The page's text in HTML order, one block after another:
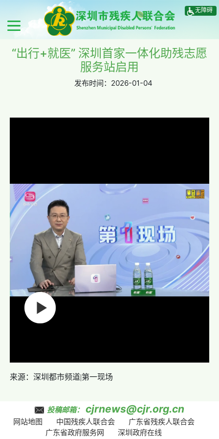
无障碍
“出行+就医” 深圳首家一体化助残志愿
服务站启用
发布时间： 2026-01-04
来源：深圳都市频道|第一现场
投稿邮箱： cjrnews@cjr.org.cn
网站地图 中国残疾人联合会
广东省残疾人联合会
广东省政府服务网
深圳政府在线